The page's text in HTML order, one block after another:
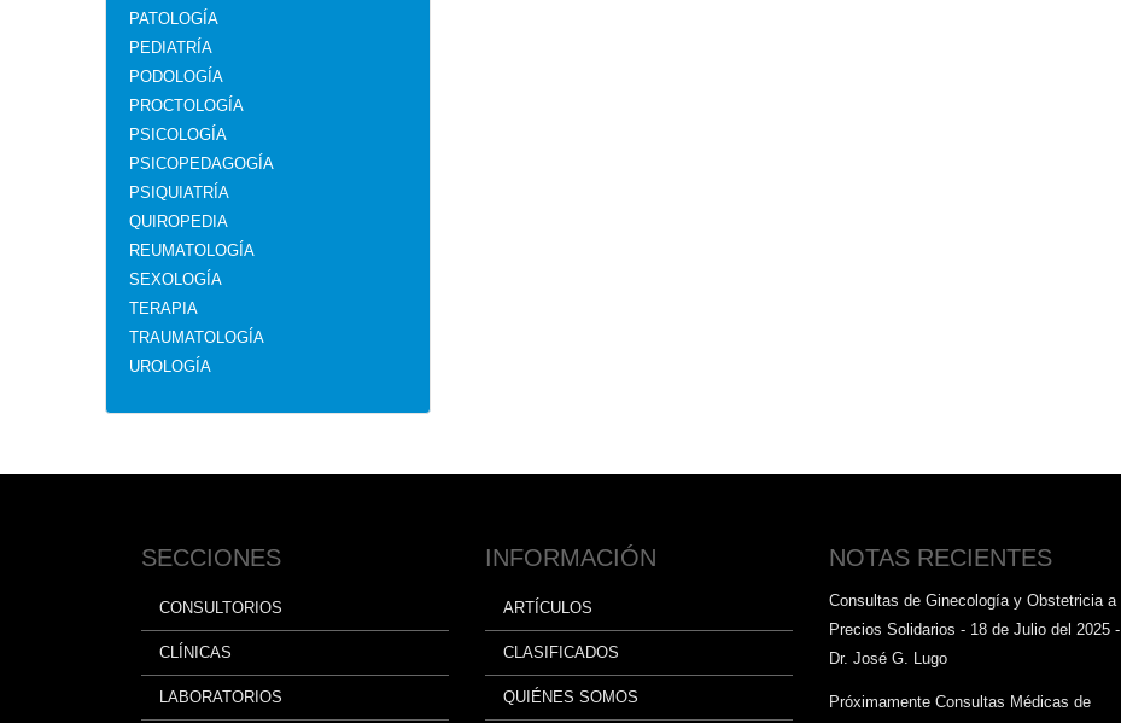
PATOLOGÍA
PEDIATRÍA
PODOLOGÍA
PROCTOLOGÍA
PSICOLOGÍA
PSICOPEDAGOGÍA
PSIQUIATRÍA
QUIROPEDIA
REUMATOLOGÍA
SEXOLOGÍA
TERAPIA
TRAUMATOLOGÍA
UROLOGÍA
SECCIONES
CONSULTORIOS
CLÍNICAS
LABORATORIOS
INFORMACIÓN
ARTÍCULOS
CLASIFICADOS
QUIÉNES SOMOS
NOTAS RECIENTES
Consultas de Ginecología y Obstetricia a
Precios Solidarios - 18 de Julio del 2025 -
Dr. José G. Lugo
Próximamente Consultas Médicas de